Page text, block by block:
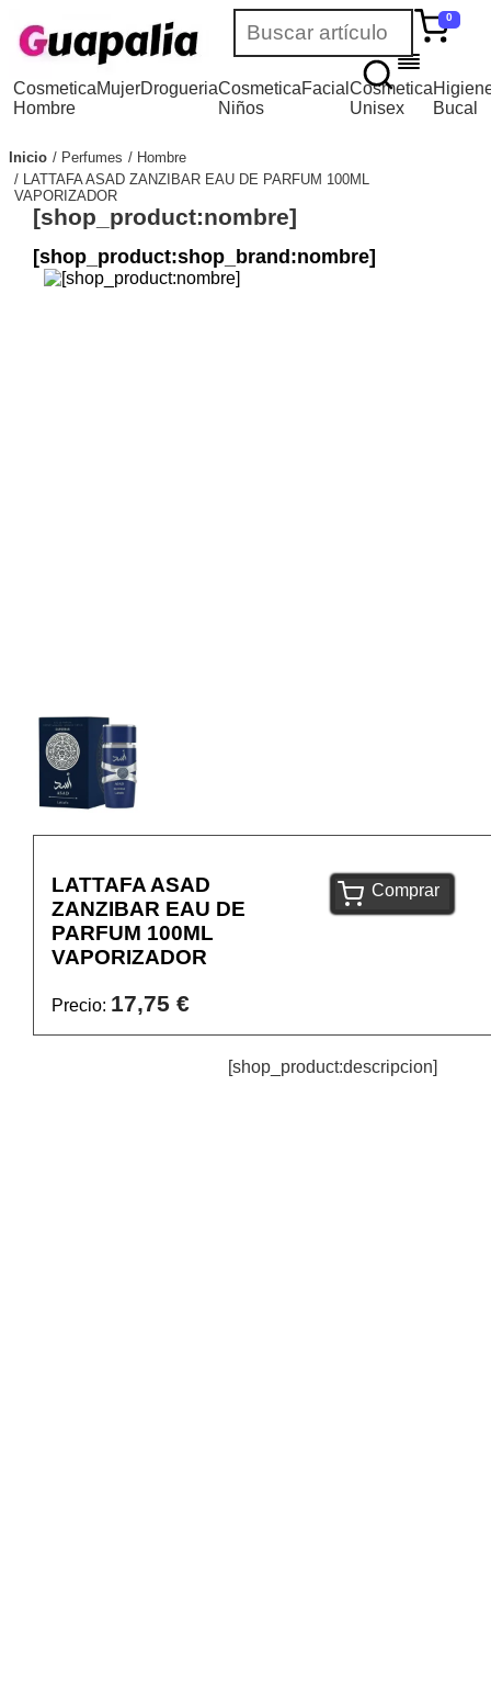
0
Cosmetica
Hombre
MujerDrogueriaCosmetica
Niños
FacialCosmetica
Unisex
Bucal
Inicio Perfumes
Hombre
LATTAFA ASAD ZANZIBAR EAU DE PARFUM 100ML
VAPORIZADOR
[shop_product:nombre]
[shop_product:shop_brand:nombre]
LATTAFA ASAD
ZANZIBAR EAU DE
PARFUM 100ML
VAPORIZADOR
Precio: 17,75 €
Comprar
[shop_product:descripcion]